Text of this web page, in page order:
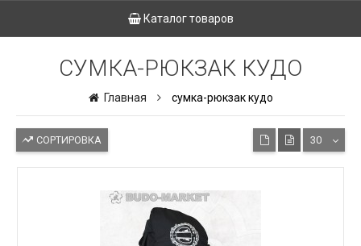
Каталог товаров
СУМКА-РЮКЗАК КУДО
Главная сумка-рюкзак кудо
СОРТИРОВКА 30